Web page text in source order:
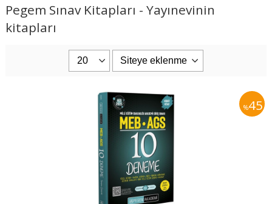
Pegem Sınav Kitapları - Yayınevinin
kitapları
%45